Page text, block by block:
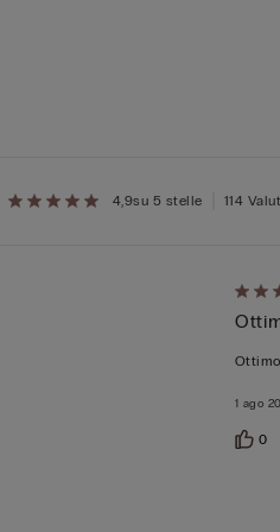
4,9su 5 stelle 114
5
su
1 ago
0